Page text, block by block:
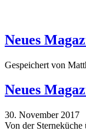
Neues
Gespeichert von
Neues
30. November 2017
Von der Sterneküche